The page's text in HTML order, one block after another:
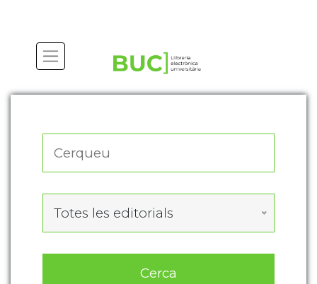
Totes les editorials
Cerca